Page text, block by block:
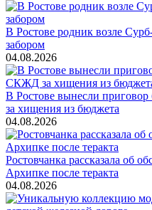
В Ростове родник возле
забором
04.08.2026
В Ростове вынесли
за хищения из бюджета
04.08.2026
Ростовчанка рассказала об
Архипке после теракта
04.08.2026